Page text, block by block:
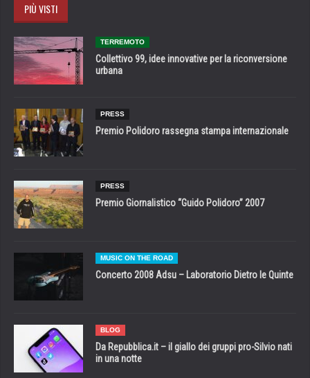
PIÙ VISTI
TERREMOTO
Collettivo 99, idee innovative per la riconversione
urbana
PRESS
Premio Polidoro rassegna stampa internazionale
PRESS
Premio Giornalistico “Guido Polidoro” 2007
MUSIC ON THE ROAD
Concerto 2008 Adsu – Laboratorio Dietro le Quinte
BLOG
Da Repubblica.it – il giallo dei gruppi pro-Silvio nati
in una notte